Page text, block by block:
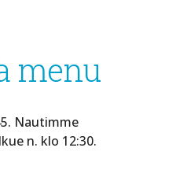
menu
Nautimme
n. klo 12:30.